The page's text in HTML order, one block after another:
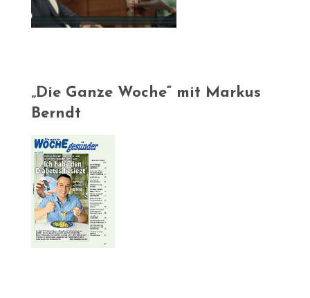
„Die Ganze Woche“ mit Markus
Berndt